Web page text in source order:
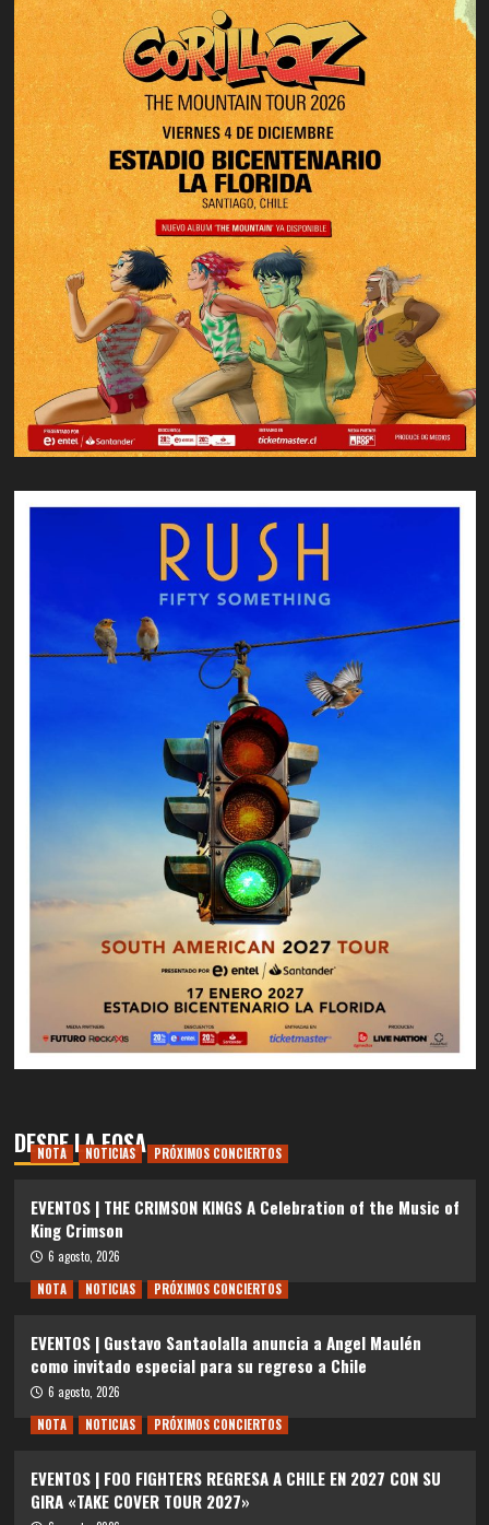
DESDE LA FOSA
NOTA NOTICIAS PRÓXIMOS CONCIERTOS
EVENTOS | THE CRIMSON KINGS A Celebration of the Music of
King Crimson
6 agosto, 2026
NOTA
NOTICIAS PRÓXIMOS CONCIERTOS
EVENTOS | Gustavo Santaolalla anuncia a Angel Maulén
como invitado especial para su regreso a Chile
6 agosto, 2026
NOTA
NOTICIAS PRÓXIMOS CONCIERTOS
EVENTOS | FOO FIGHTERS REGRESA A CHILE EN 2027 CON SU
GIRA «TAKE COVER TOUR 2027»